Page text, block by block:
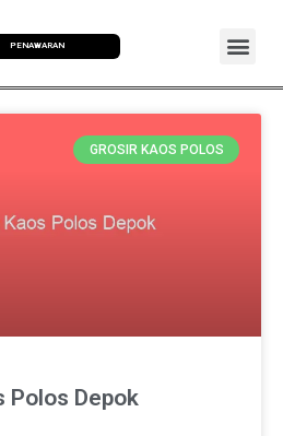
PENAWARAN
GROSIR KAOS POLOS
Polos Depok